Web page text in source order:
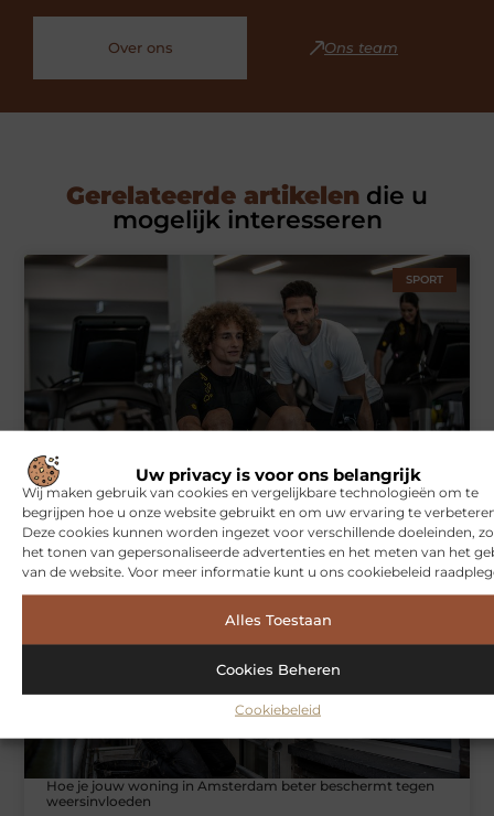
Uw privacy is voor ons belangrijk
Wij maken gebruik van cookies en vergelijkbare technologieën om te
begrijpen hoe u onze website gebruikt en om uw ervaring te
Deze cookies kunnen worden ingezet voor verschillende doeleinden,
het tonen van gepersonaliseerde advertenties en het meten van het
van de website. Voor meer informatie kunt u ons cookiebeleid
Alles Toestaan
Cookies Beheren
Cookiebeleid
Over ons Ons team
Gerelateerde artikelen die u
mogelijk interesseren
SPORT
Symbiont360: Innovatieve EMS-training in Utrecht voor een
effectieve workout
WONINGEN
Hoe je jouw woning in Amsterdam beter beschermt tegen
weersinvloeden